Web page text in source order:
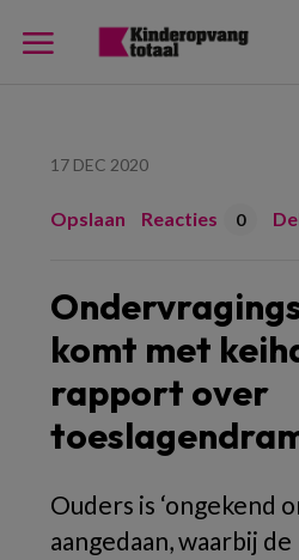
17 DEC 2020
Opslaan Reacties 0
komt met
rapport over
Ouders is ‘ongekend
aangedaan, waarbij de